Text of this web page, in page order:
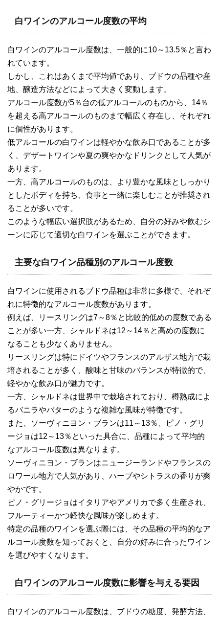
白ワインのアルコール度数の平均
白ワインのアルコール度数は、一般的に10～13.5％と言わ
れています。
しかし、これはあくまで平均値であり、ブドウの品種や産
地、醸造方法などによって大きく変動します。
アルコール度数が5％台の低アルコールのものから、14％
を超える高アルコールのものまで幅広く存在し、それぞれ
に個性があります。
低アルコールの白ワインは軽やかな飲み口であることが多
く、デザートワインや夏の爽やかなドリンクとして人気が
あります。
一方、高アルコールのものは、より豊かな風味としっかり
としたボディを持ち、食事と一緒に楽しむことが推奨され
ることが多いです。
このような幅広い選択肢があるため、自分の好みや飲むシ
ーンに応じて適切な白ワインを選ぶことができます。
主要な白ワイン品種別のアルコール度数
白ワインに使用されるブドウ品種は非常に多様で、それぞ
れに特徴的なアルコール度数があります。
例えば、リースリングは7～8％と比較的低めの度数である
ことが多い一方、シャルドネは12～14％と高めの度数に
なることも少なくありません。
リースリングは特にドイツやフランスのアルザス地方で栽
培されることが多く、酸味と甘味のバランスが特徴的で、
軽やかな飲み口が魅力です。
一方、シャルドネは世界中で栽培されており、樽熟成によ
るバニラやバターのような複雑な風味が特徴です。
また、ソーヴィニヨン・ブランは11～13％、ピノ・グリ
ージョは12～13％といった具合に、品種によって平均的
なアルコール度数は異なります。
ソーヴィニヨン・ブランはニュージーランドやフランスの
ロワール地方で人気があり、ハーブやシトラスの香りが爽
やかです。
ピノ・グリージョはイタリアやアメリカで多く生産され、
フルーティーかつ軽快な風味が楽しめます。
特定の品種のワインを選ぶ際には、その品種の平均的なア
ルコール度数を知っておくと、自分の好みに合ったワイン
を選びやすくなります。
白ワインのアルコール度数に影響を与える要因
白ワインのアルコール度数は、ブドウの糖度、発酵方法、